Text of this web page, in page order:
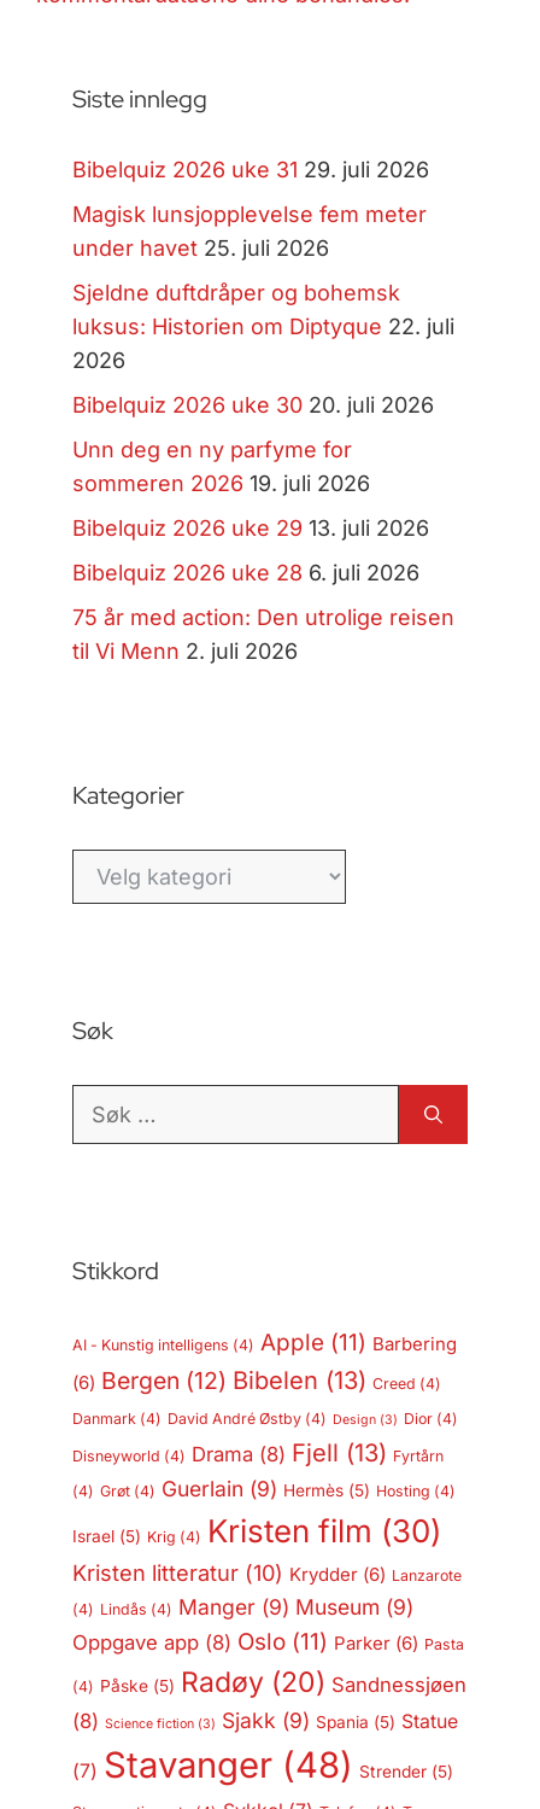
Siste innlegg
Bibelquiz 2026 uke 31 29. juli 2026
Magisk lunsjopplevelse fem meter
under havet 25. juli 2026
Sjeldne duftdråper og bohemsk
luksus: Historien om Diptyque 22. juli
2026
Bibelquiz 2026 uke 30 20. juli 2026
Unn deg en ny parfyme for
sommeren 2026 19. juli 2026
Bibelquiz 2026 uke 29 13. juli 2026
Bibelquiz 2026 uke 28 6. juli 2026
75 år med action: Den utrolige reisen
til Vi Menn 2. juli 2026
Kategorier
Kategorier
Søk
Søk
Stikkord
AI - Kunstig intelligens (4) Apple (11) Barbering
(6) Bergen (12) Bibelen (13) Creed (4)
Danmark(4) David André Østby(4) Design(3) Dior(4)
Disneyworld (4) Drama (8) Fjell (13) Fyrtårn
(4) Grøt(4) Guerlain (9) Hermès(5) Hosting (4)
Israel(5) Krig (4) Kristen film (30)
Kristen litteratur(10) Krydder(6) Lanzarote
(4) Lindås (4) Manger(9) Museum (9)
Oppgave app(8) Oslo(11) Parker(6) Pasta
(4) Påske(5) Radøy(20) Sandnessjøen
(8) Science fiction(3) Sjakk (9) Spania (5) Statue
(7) Stavanger(48) Strender(5)